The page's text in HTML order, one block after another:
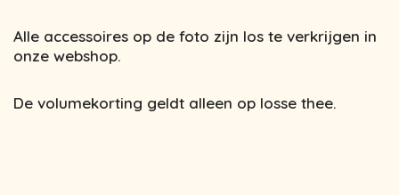
Alle accessoires op de foto zijn los te verkrijgen in
onze webshop.
De volumekorting geldt alleen op losse thee.